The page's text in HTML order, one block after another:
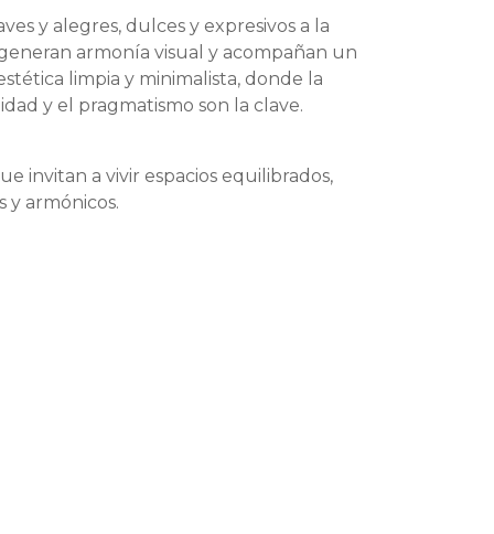
y alegres, dulces y expresivos a la
armonía visual y acompañan un
limpia y minimalista, donde la
y el pragmatismo son la clave.
invitan a vivir espacios equilibrados,
y armónicos.